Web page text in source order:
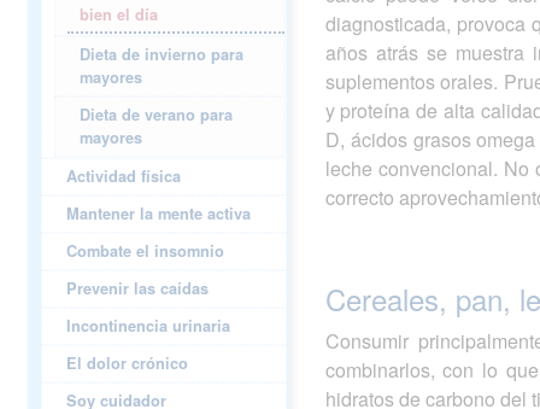
bien el día
Dieta de invierno para
mayores
Dieta de verano para
mayores
Actividad física
Mantener la mente activa
Combate el insomnio
Prevenir las caídas
Incontinencia urinaria
El dolor crónico
Soy cuidador
diagnosticada, provoca
años atrás se muestra
suplementos orales.
y proteína de alta
D, ácidos grasos
leche convencional. No
correcto
Cereales, pan,
Consumir
combinarlos, con lo
hidratos de carbono del